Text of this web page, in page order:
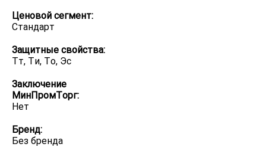
Ценовой сегмент:
Стандарт
Защитные свойства:
Тт, Ти, То, Эс
Заключение
МинПромТорг:
Нет
Бренд:
Без бренда